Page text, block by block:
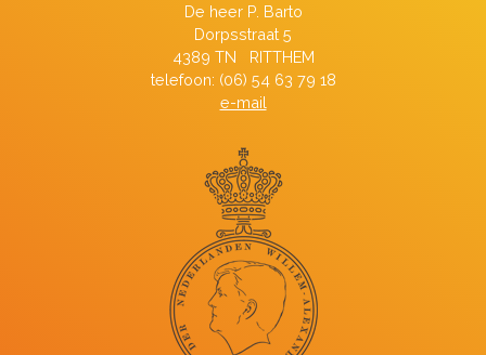
De heer P. Barto
Dorpsstraat 5
4389 TN RITTHEM
telefoon: (06) 54 63 79 18
e-mail